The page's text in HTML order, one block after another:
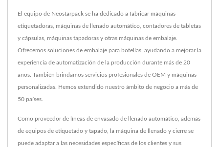
El equipo de Neostarpack se ha dedicado a fabricar máquinas
etiquetadoras, máquinas de llenado automático, contadores de tabletas
y cápsulas, máquinas tapadoras y otras máquinas de embalaje.
Ofrecemos soluciones de embalaje para botellas, ayudando a mejorar la
experiencia de automatización de la producción durante más de 20
años. También brindamos servicios profesionales de OEM y máquinas
personalizadas. Hemos extendido nuestro ámbito de negocio a más de
50 países.
Como proveedor de líneas de envasado de llenado automático, además
de equipos de etiquetado y tapado, la máquina de llenado y cierre se
puede adaptar a las necesidades específicas de los clientes y sus